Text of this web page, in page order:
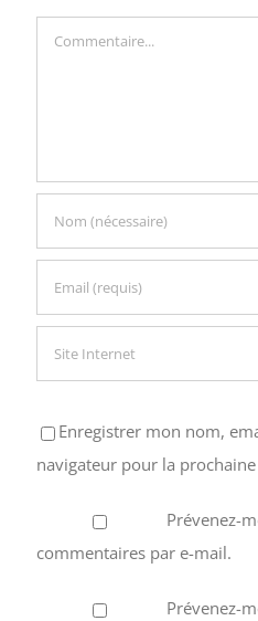
Commentaire
Enregistrer mon nom,
navigateur pour la
Prévenez-
commentaires par e-mail.
Prévenez-